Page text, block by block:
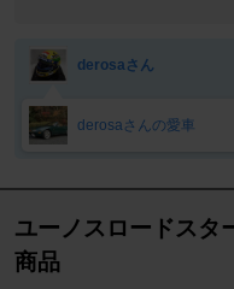
derosaさん
derosaさんの愛車
ユーノスロードスタ
商品